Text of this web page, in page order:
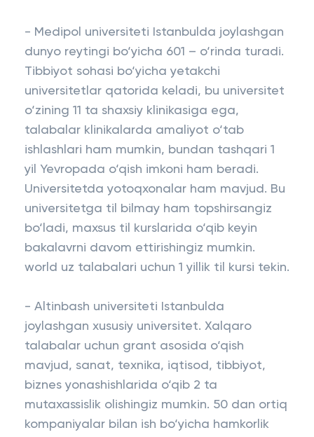
- Medipol universiteti Istanbulda joylashgan
dunyo reytingi bo‘yicha 601 – o‘rinda turadi.
Tibbiyot sohasi bo‘yicha yetakchi
universitetlar qatorida keladi, bu universitet
o‘zining 11 ta shaxsiy klinikasiga ega,
talabalar klinikalarda amaliyot o‘tab
ishlashlari ham mumkin, bundan tashqari 1
yil Yevropada o‘qish imkoni ham beradi.
Universitetda yotoqxonalar ham mavjud. Bu
universitetga til bilmay ham topshirsangiz
bo‘ladi, maxsus til kurslarida o‘qib keyin
bakalavrni davom ettirishingiz mumkin.
world uz talabalari uchun 1 yillik til kursi tekin.
- Altinbash universiteti Istanbulda
joylashgan xususiy universitet. Xalqaro
talabalar uchun grant asosida o‘qish
mavjud, sanat, texnika, iqtisod, tibbiyot,
biznes yonashishlarida o‘qib 2 ta
mutaxassislik olishingiz mumkin. 50 dan ortiq
kompaniyalar bilan ish bo‘yicha hamkorlik